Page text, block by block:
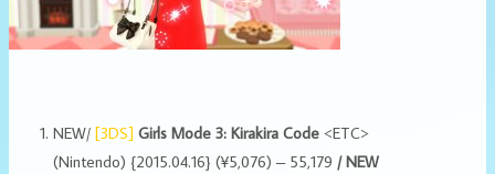
NEW/ [3DS] Girls Mode 3: Kirakira Code <ETC>
(Nintendo) {2015.04.16} (¥5,076) – 55,179 / NEW